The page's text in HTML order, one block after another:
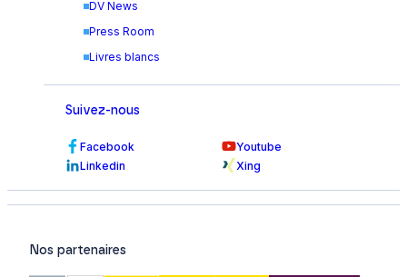
DV News
Press Room
Livres blancs
Suivez-nous
Facebook
Youtube
Linkedin
Xing
Nos partenaires